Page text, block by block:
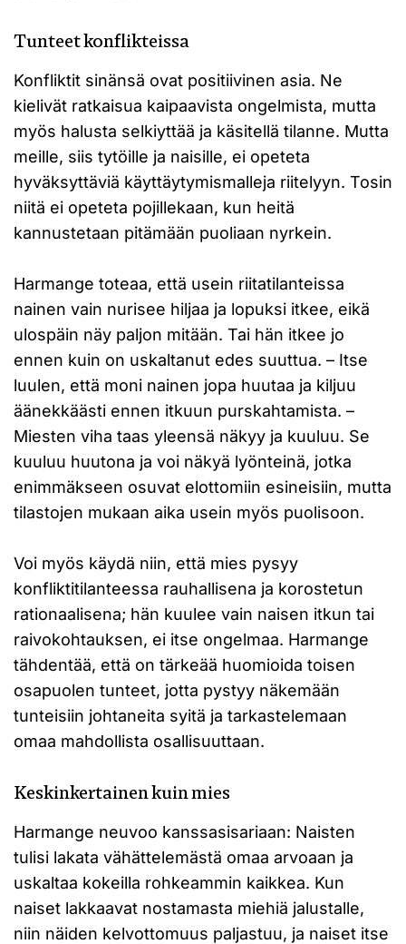
Tunteet konflikteissa
Konfliktit sinänsä ovat positiivinen asia. Ne
kielivät ratkaisua kaipaavista ongelmista, mutta
myös halusta selkiyttää ja käsitellä tilanne. Mutta
meille, siis tytöille ja naisille, ei opeteta
hyväksyttäviä käyttäytymismalleja riitelyyn. Tosin
niitä ei opeteta pojillekaan, kun heitä
kannustetaan pitämään puoliaan nyrkein.
Harmange toteaa, että usein riitatilanteissa
nainen vain nurisee hiljaa ja lopuksi itkee, eikä
ulospäin näy paljon mitään. Tai hän itkee jo
ennen kuin on uskaltanut edes suuttua. – Itse
luulen, että moni nainen jopa huutaa ja kiljuu
äänekkäästi ennen itkuun purskahtamista. –
Miesten viha taas yleensä näkyy ja kuuluu. Se
kuuluu huutona ja voi näkyä lyönteinä, jotka
enimmäkseen osuvat elottomiin esineisiin, mutta
tilastojen mukaan aika usein myös puolisoon.
Voi myös käydä niin, että mies pysyy
konfliktitilanteessa rauhallisena ja korostetun
rationaalisena; hän kuulee vain naisen itkun tai
raivokohtauksen, ei itse ongelmaa. Harmange
tähdentää, että on tärkeää huomioida toisen
osapuolen tunteet, jotta pystyy näkemään
tunteisiin johtaneita syitä ja tarkastelemaan
omaa mahdollista osallisuuttaan.
Keskinkertainen kuin mies
Harmange neuvoo kanssasisariaan: Naisten
tulisi lakata vähättelemästä omaa arvoaan ja
uskaltaa kokeilla rohkeammin kaikkea. Kun
naiset lakkaavat nostamasta miehiä jalustalle,
niin näiden kelvottomuus paljastuu, ja naiset itse